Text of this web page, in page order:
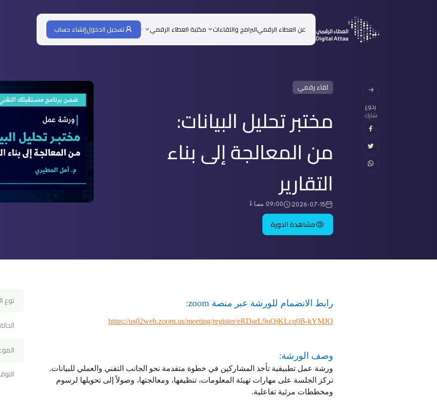
عن العطاء الرقميالبرامج واللقاءات مكتبة العطاء الرقمي تسجيل الدخولإنشاء حساب
رجوع
شارك
لقاء رقمي
مختبر تحليل البيانات:
من المعالجة إلى بناء
التقارير
2026-07-15 09:00 مساءً
مشاهدة الدورة
رابط الانضمام للورشة عبر منصة zoom
:
https://us02web.zoom.us/meeting/register/eRDarL9nQjKLcq0B-kYMJQ
وصف الورشة:
ورشة عمل تطبيقية تأخذ المشاركين في خطوة متقدمة نحو الجانب التقني والعملي للبيانات.
تركز الجلسة على مهارات تهيئة المعلومات، تنظيفها، ومعالجتها، وصولاً إلى تحويلها لرسوم
ومخططات مرئية تفاعلية.
نوع
الحالة